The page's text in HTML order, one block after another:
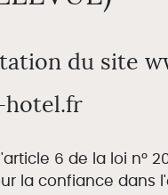
du site
hotel.fr
6 de la loi n°
la confiance dans